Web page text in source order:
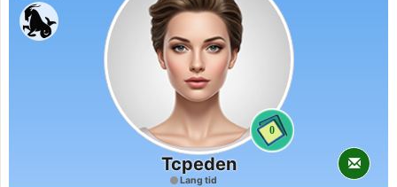
0
Tcpeden
Lang tid